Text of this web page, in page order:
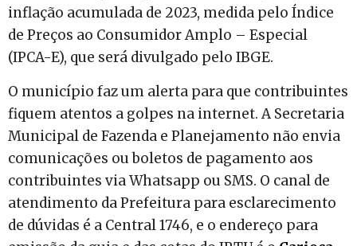
inflação acumulada de 2023, medida pelo Índice
de Preços ao Consumidor Amplo – Especial
(IPCA-E), que será divulgado pelo IBGE.
O município faz um alerta para que contribuintes
fiquem atentos a golpes na internet. A Secretaria
Municipal de Fazenda e Planejamento não envia
comunicações ou boletos de pagamento aos
contribuintes via Whatsapp ou SMS. O canal de
atendimento da Prefeitura para esclarecimento
de dúvidas é a Central 1746, e o endereço para